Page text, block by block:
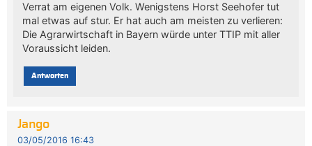
Verrat am eigenen Volk. Wenigstens Horst Seehofer tut
mal etwas auf stur. Er hat auch am meisten zu verlieren:
Die Agrarwirtschaft in Bayern würde unter TTIP mit aller
Voraussicht leiden.
Antworten
Jango
03/05/2016 16:43